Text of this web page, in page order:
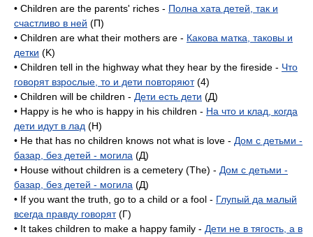
• Children are the parents' riches - Полна хата детей, так и
счастливо в ней (П)
• Children are what their mothers are - Какова матка, таковы и
детки (K)
• Children tell in the highway what they hear by the fireside - Что
говорят взрослые, то и дети повторяют(4)
• Children will be children - Дети есть дети (Д)
• Happy is he who is happy in his children - На что и клад, когда
дети идут в лад (H)
• He that has no children knows not what is love - Дом с детьми -
базар, без детей - могила (Д)
• House without children is a cemetery (The) - Дом с детьми -
базар, без детей - могила (Д)
• If you want the truth, go to a child or a fool - Глупый да малый
всегда правду говорят(Г)
• It takes children to make a happy family - Дети не в тягость, а в